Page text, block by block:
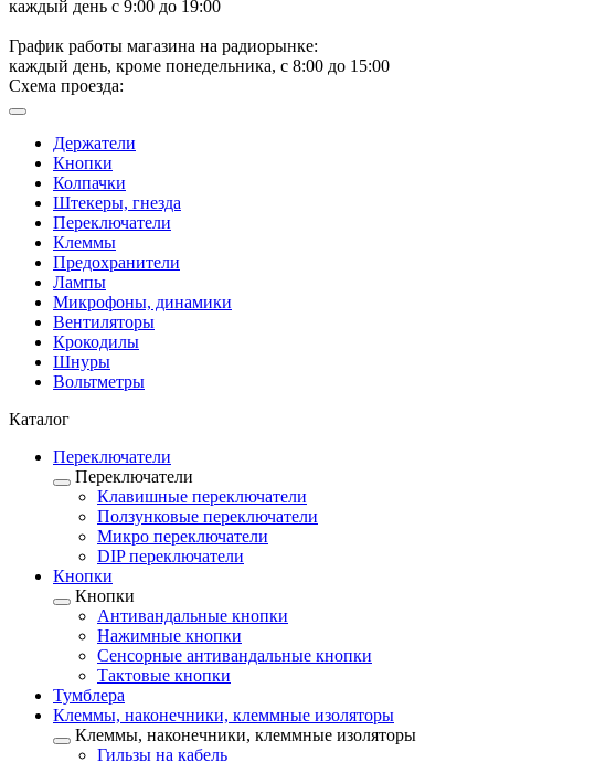
каждый день с 9:00 до 19:00
График работы магазина на радиорынке:
каждый день, кроме понедельника, с 8:00 до 15:00
Схема проезда:
Держатели
Кнопки
Колпачки
Штекеры, гнезда
Переключатели
Клеммы
Предохранители
Лампы
Микрофоны, динамики
Вентиляторы
Крокодилы
Шнуры
Вольтметры
Каталог
Переключатели
Переключатели
Клавишные переключатели
Ползунковые переключатели
Микро переключатели
DIP переключатели
Кнопки
Кнопки
Антивандальные кнопки
Нажимные кнопки
Сенсорные антивандальные кнопки
Тактовые кнопки
Тумблера
Клеммы, наконечники, клеммные изоляторы
Клеммы, наконечники, клеммные изоляторы
Гильзы на кабель